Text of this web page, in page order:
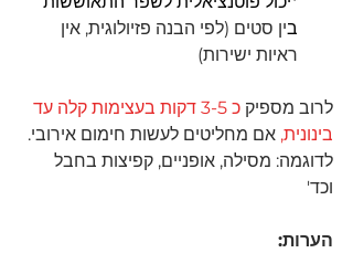
בין סטים (לפי הבנה פזיולוגית, אין
ראיות ישירות)
לרוב מספיק
כ 3-5 דקות בעצימות קלה עד
בינונית, אם מחליטים לעשות חימום אירובי.
לדוגמה: מסילה, אופניים, קפיצות בחבל
וכד'
הערות: